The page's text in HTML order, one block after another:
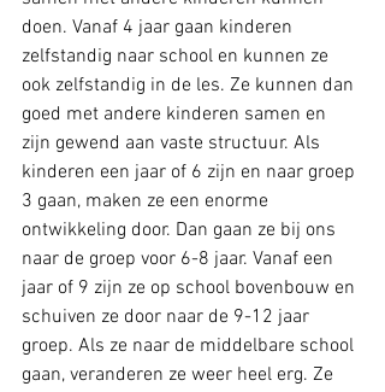
doen. Vanaf 4 jaar gaan kinderen
zelfstandig naar school en kunnen ze
ook zelfstandig in de les. Ze kunnen dan
goed met andere kinderen samen en
zijn gewend aan vaste structuur. Als
kinderen een jaar of 6 zijn en naar groep
3 gaan, maken ze een enorme
ontwikkeling door. Dan gaan ze bij ons
naar de groep voor 6-8 jaar. Vanaf een
jaar of 9 zijn ze op school bovenbouw en
schuiven ze door naar de 9-12 jaar
groep. Als ze naar de middelbare school
gaan, veranderen ze weer heel erg. Ze